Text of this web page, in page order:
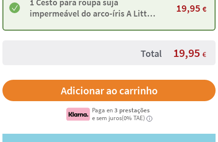
impermeável do arco-íris A Little
19,95 €
Total 19,95 €
Paga en3 prestações
e sem juros(0% TAE)
i